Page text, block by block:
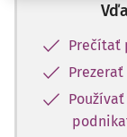
Prečítať